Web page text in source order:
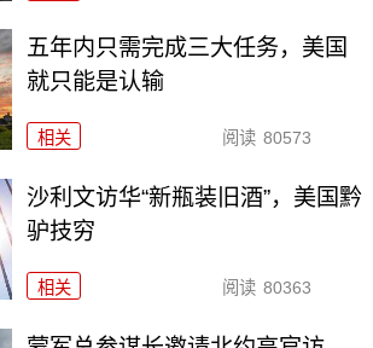
五年内只需完成三大任务，美国
就只能是认输
相关 阅读 80573
沙利文访华“新瓶装旧酒”，美国黔
驴技穷
相关 阅读 80363